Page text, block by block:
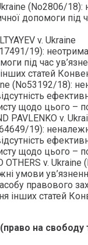
(No2806/
допомоги під
v. Ukraine
19):
під час
статей
(No53192/18):
щодо цього –
PAVLENKO v.
19):
щодо цього –
OTHERS v.
умови
правового
інших статей
на свободу